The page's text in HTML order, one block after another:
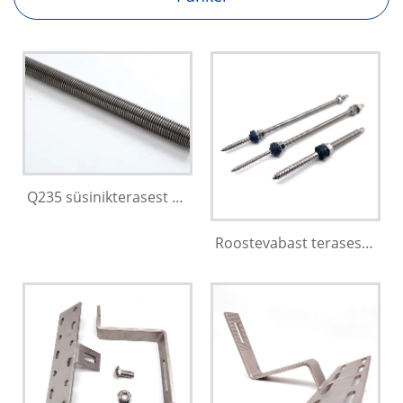
Q235 süsinikterasest kinnitusdetailid
Roostevabast terasest kahepealine polt tüübelpolt terase riputuspolt